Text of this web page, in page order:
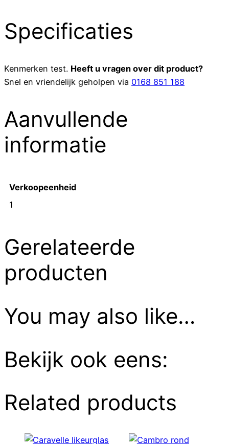
Specificaties
Kenmerken test. Heeft u vragen over dit product?
Snel en vriendelijk geholpen via 0168 851 188
Aanvullende
informatie
Verkoopeenheid
1
Gerelateerde
producten
You may also like…
Bekijk ook eens:
Related products